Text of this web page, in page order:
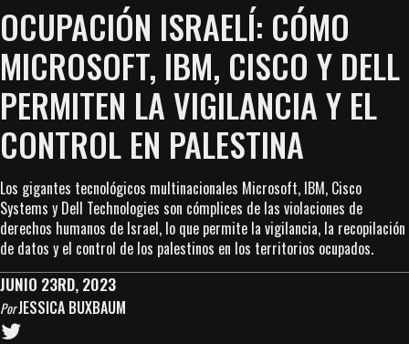
OCUPACIÓN ISRAELÍ: CÓMO
MICROSOFT, IBM, CISCO Y DELL
PERMITEN LA VIGILANCIA Y EL
CONTROL EN PALESTINA
Los gigantes tecnológicos multinacionales Microsoft, IBM, Cisco
Systems y Dell Technologies son cómplices de las violaciones de
derechos humanos de Israel, lo que permite la vigilancia, la recopilación
de datos y el control de los palestinos en los territorios ocupados.
JUNIO 23RD, 2023
PorJESSICA BUXBAUM